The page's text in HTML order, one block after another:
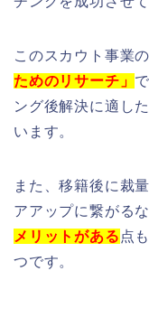
このスカウト事業
ためのリサーチ」
ング後解決に適し
います。
また、移籍後に裁
アアップに繋がるな
メリットがある 点
つです。